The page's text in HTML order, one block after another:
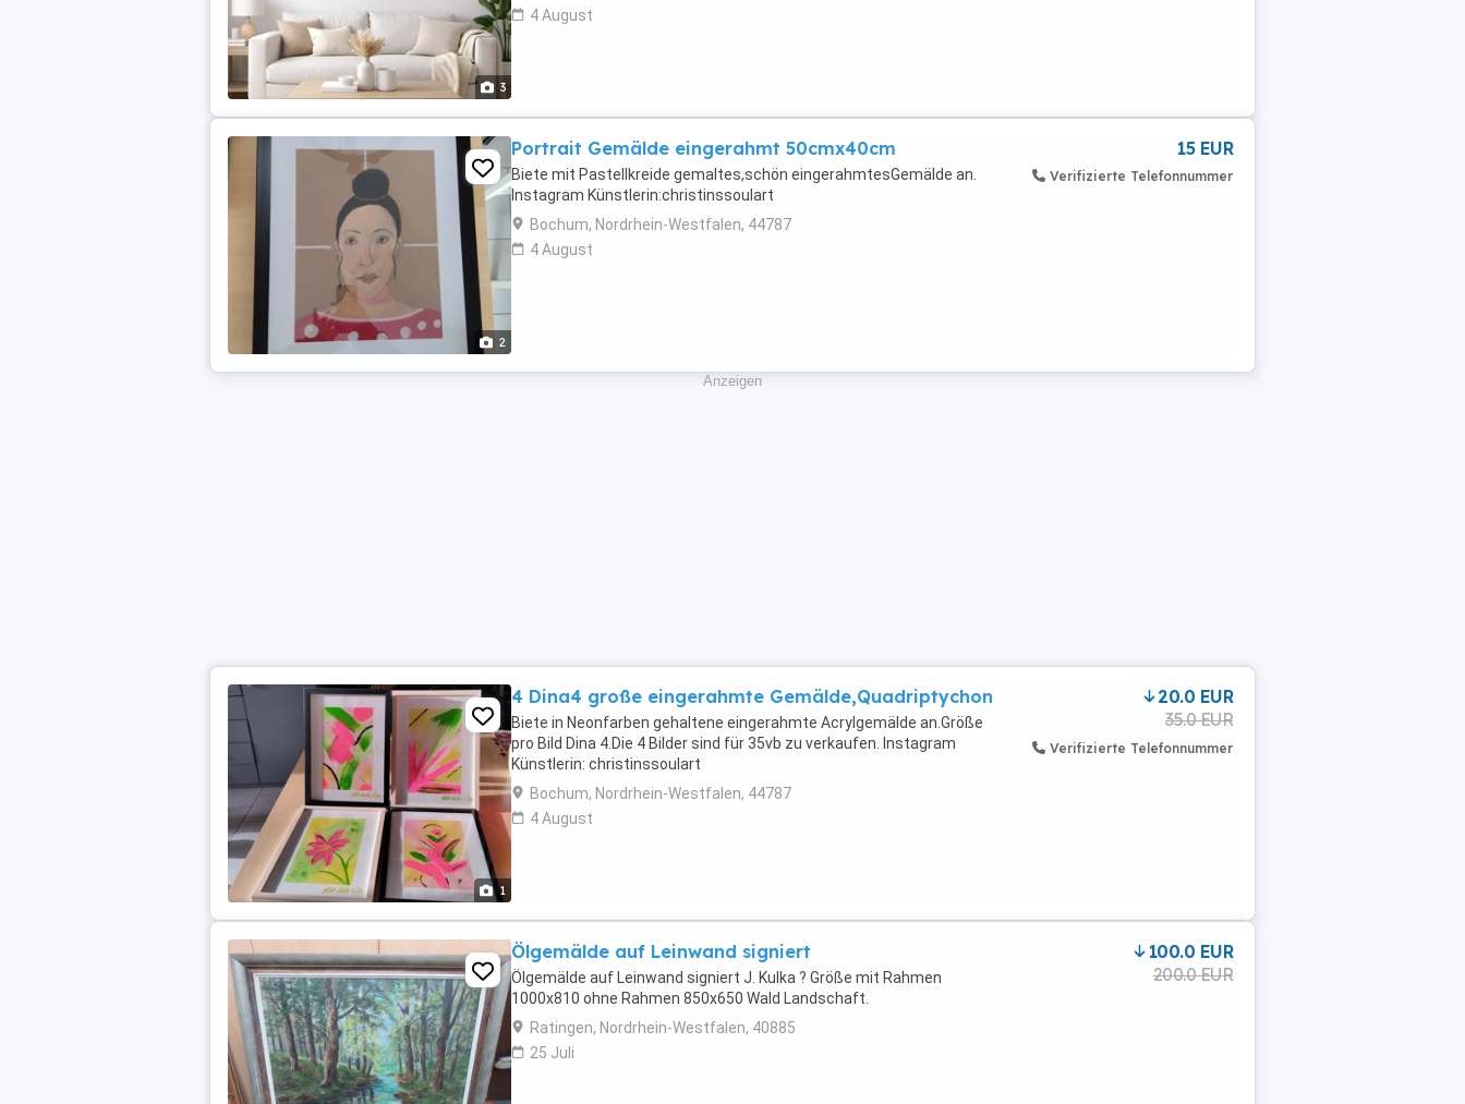
3
4 August
2
Portrait Gemälde eingerahmt 50cmx40cm
Biete mit Pastellkreide gemaltes,schön eingerahmtesGemälde an.
Instagram Künstlerin:christinssoulart
Bochum, Nordrhein-Westfalen, 44787
4 August
15 EUR
Verifizierte Telefonnummer
Anzeigen
1
4 Dina4 große eingerahmte Gemälde,Quadriptychon
Biete in Neonfarben gehaltene eingerahmte Acrylgemälde an.Größe
pro Bild Dina 4.Die 4 Bilder sind für 35vb zu verkaufen. Instagram
Künstlerin: christinssoulart
Bochum, Nordrhein-Westfalen, 44787
4 August
20.0 EUR
35.0 EUR
Verifizierte Telefonnummer
Ölgemälde auf Leinwand signiert
Ölgemälde auf Leinwand signiert J. Kulka ? Größe mit Rahmen
1000x810 ohne Rahmen 850x650 Wald Landschaft.
Ratingen, Nordrhein-Westfalen, 40885
25 Juli
100.0 EUR
200.0 EUR